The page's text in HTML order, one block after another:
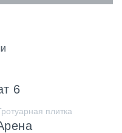
6
плитка